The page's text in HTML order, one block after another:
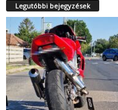
Legutóbbi bejegyzések